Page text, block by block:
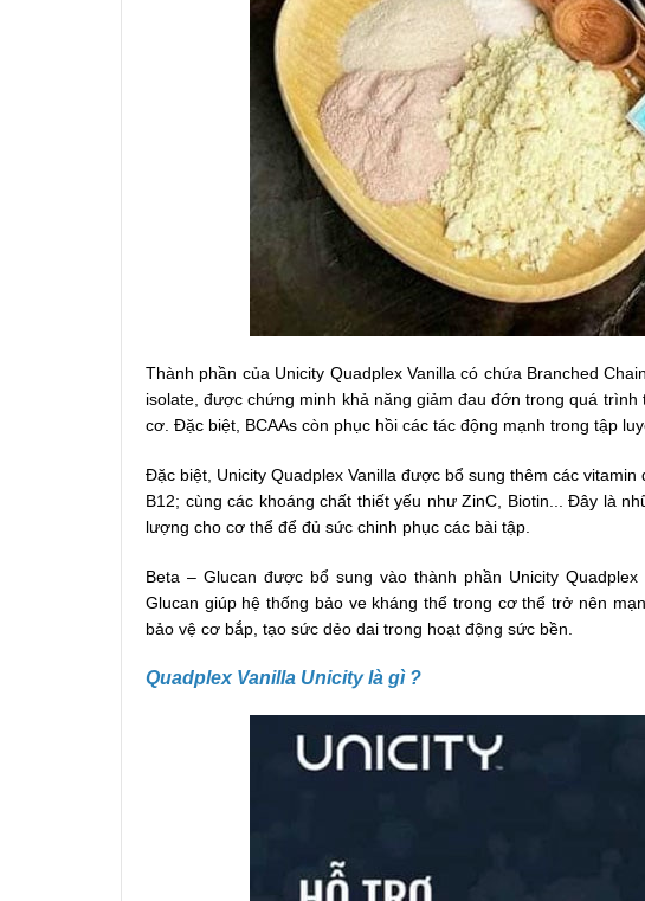
Thành phần của Unicity Quadplex Vanilla có chứa Branched
isolate, được chứng minh khả năng giảm đau đớn trong quá
cơ. Đặc biệt, BCAAs còn phục hồi các tác động mạnh trong tập
Đặc biệt, Unicity Quadplex Vanilla được bổ sung thêm các vitamin
B12; cùng các khoáng chất thiết yếu như ZinC, Biotin... Đây là
lượng cho cơ thể để đủ sức chinh phục các bài tập.
Beta – Glucan được bổ sung vào thành phần Unicity
Glucan giúp hệ thống bảo ve kháng thể trong cơ thể trở nên
bảo vệ cơ bắp, tạo sức dẻo dai trong hoạt động sức bền.
Quadplex Vanilla Unicity là gì ?